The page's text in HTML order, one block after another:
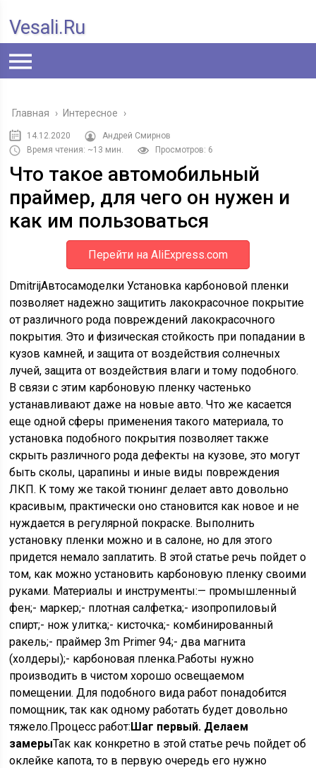
Vesali.ru
Главная › Интересное ›
14.12.2020
Андрей Смирнов
Время чтения: ~13 мин.
Просмотров: 6
Что такое автомобильный
праймер, для чего он нужен и
как им пользоваться
Перейти на AliExpress.com
DmitrijАвтосамоделки Установка карбоновой пленки
позволяет надежно защитить лакокрасочное покрытие
от различного рода повреждений лакокрасочного
покрытия. Это и физическая стойкость при попадании в
кузов камней, и защита от воздействия солнечных
лучей, защита от воздействия влаги и тому подобного.
В связи с этим карбоновую пленку частенько
устанавливают даже на новые авто. Что же касается
еще одной сферы применения такого материала, то
установка подобного покрытия позволяет также
скрыть различного рода дефекты на кузове, это могут
быть сколы, царапины и иные виды повреждения
ЛКП. К тому же такой тюнинг делает авто довольно
красивым, практически оно становится как новое и не
нуждается в регулярной покраске. Выполнить
установку пленки можно и в салоне, но для этого
придется немало заплатить. В этой статье речь пойдет о
том, как можно установить карбоновую пленку своими
руками. Материалы и инструменты:— промышленный
фен;- маркер;- плотная салфетка;- изопропиловый
спирт;- нож улитка;- кисточка;- комбинированный
ракель;- праймер 3m Primer 94;- два магнита
(холдеры);- карбоновая пленка.Работы нужно
производить в чистом хорошо освещаемом
помещении. Для подобного вида работ понадобится
помощник, так как одному работать будет довольно
тяжело.Процесс работ:Шаг первый. Делаем
замерыТак как конкретно в этой статье речь пойдет об
оклейке капота, то в первую очередь его нужно